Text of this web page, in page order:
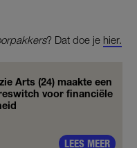
? Dat doe je hier.
Arts (24) maakte een
voor financiële
LEES MEER